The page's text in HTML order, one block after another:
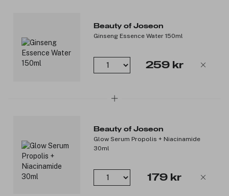
Beauty of Joseon
Ginseng Essence Water 150ml
259 kr
Beauty of Joseon
Glow Serum Propolis + Niacinamide
30ml
179 kr